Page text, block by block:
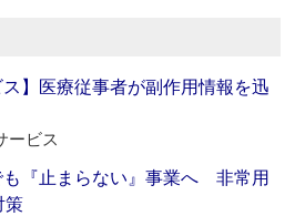
ス】医療従事者が副作用情報を迅
ービス
も『止まらない』事業へ 非常用
策